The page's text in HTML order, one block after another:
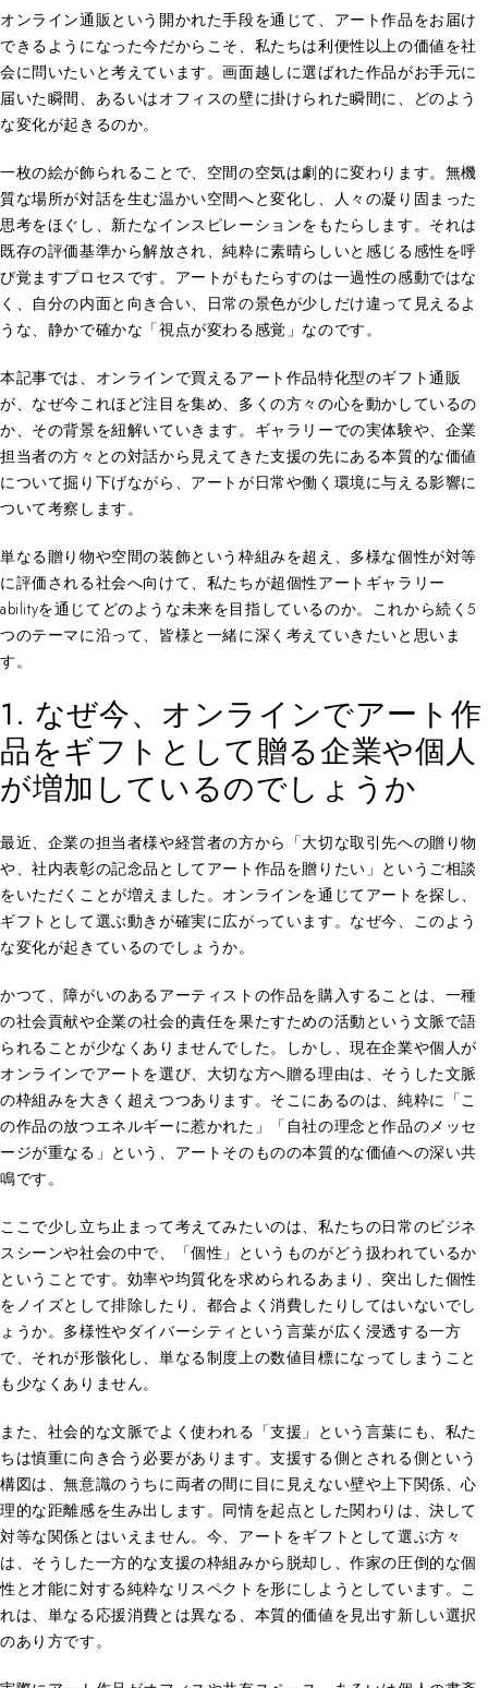
オンライン通販という開かれた手段を通じて、アート作品をお届け
できるようになった今だからこそ、私たちは利便性以上の価値を社
会に問いたいと考えています。画面越しに選ばれた作品がお手元に
届いた瞬間、あるいはオフィスの壁に掛けられた瞬間に、どのよう
な変化が起きるのか。
一枚の絵が飾られることで、空間の空気は劇的に変わります。無機
質な場所が対話を生む温かい空間へと変化し、人々の凝り固まった
思考をほぐし、新たなインスピレーションをもたらします。それは
既存の評価基準から解放され、純粋に素晴らしいと感じる感性を呼
び覚ますプロセスです。アートがもたらすのは一過性の感動ではな
く、自分の内面と向き合い、日常の景色が少しだけ違って見えるよ
うな、静かで確かな「視点が変わる感覚」なのです。
本記事では、オンラインで買えるアート作品特化型のギフト通販
が、なぜ今これほど注目を集め、多くの方々の心を動かしているの
か、その背景を紐解いていきます。ギャラリーでの実体験や、企業
担当者の方々との対話から見えてきた支援の先にある本質的な価値
について掘り下げながら、アートが日常や働く環境に与える影響に
ついて考察します。
単なる贈り物や空間の装飾という枠組みを超え、多様な個性が対等
に評価される社会へ向けて、私たちが超個性アートギャラリー
abilityを通じてどのような未来を目指しているのか。これから続く5
つのテーマに沿って、皆様と一緒に深く考えていきたいと思いま
す。
1. なぜ今、オンラインでアート作
品をギフトとして贈る企業や個人
が増加しているのでしょうか
最近、企業の担当者様や経営者の方から「大切な取引先への贈り物
や、社内表彰の記念品としてアート作品を贈りたい」というご相談
をいただくことが増えました。オンラインを通じてアートを探し、
ギフトとして選ぶ動きが確実に広がっています。なぜ今、このよう
な変化が起きているのでしょうか。
かつて、障がいのあるアーティストの作品を購入することは、一種
の社会貢献や企業の社会的責任を果たすための活動という文脈で語
られることが少なくありませんでした。しかし、現在企業や個人が
オンラインでアートを選び、大切な方へ贈る理由は、そうした文脈
の枠組みを大きく超えつつあります。そこにあるのは、純粋に「こ
の作品の放つエネルギーに惹かれた」「自社の理念と作品のメッセ
ージが重なる」という、アートそのものの本質的な価値への深い共
鳴です。
ここで少し立ち止まって考えてみたいのは、私たちの日常のビジネ
スシーンや社会の中で、「個性」というものがどう扱われているか
ということです。効率や均質化を求められるあまり、突出した個性
をノイズとして排除したり、都合よく消費したりしてはいないでし
ょうか。多様性やダイバーシティという言葉が広く浸透する一方
で、それが形骸化し、単なる制度上の数値目標になってしまうこと
も少なくありません。
また、社会的な文脈でよく使われる「支援」という言葉にも、私た
ちは慎重に向き合う必要があります。支援する側とされる側という
構図は、無意識のうちに両者の間に目に見えない壁や上下関係、心
理的な距離感を生み出します。同情を起点とした関わりは、決して
対等な関係とはいえません。今、アートをギフトとして選ぶ方々
は、そうした一方的な支援の枠組みから脱却し、作家の圧倒的な個
性と才能に対する純粋なリスペクトを形にしようとしています。こ
れは、単なる応援消費とは異なる、本質的価値を見出す新しい選択
のあり方です。